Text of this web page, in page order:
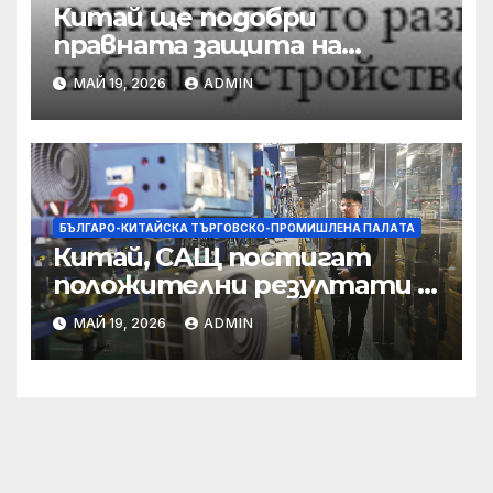
Китай ще подобри
правната защита на
предприятията, ще се
съсредоточи върху
борбата с
корпоративната
престъпност
МАЙ 19, 2026 ADMIN
БЪЛГАРО-КИТАЙСКА ТЪРГОВСКО-ПРОМИШЛЕНА ПАЛAТА
Китай, САЩ постигат
положителни резултати в
икономическите и
търговски консултации:
министерство
МАЙ 19, 2026 ADMIN